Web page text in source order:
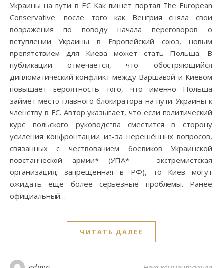
Украины на пути в ЕС Как пишет портал The European
Conservative, после того как Венгрия сняла свои
возражения по поводу начала переговоров о
вступлении Украины в Европейский союз, новым
препятствием для Киева может стать Польша. В
публикации отмечается, что обостряющийся
дипломатический конфликт между Варшавой и Киевом
повышает вероятность того, что именно Польша
займёт место главного блокиратора на пути Украины к
членству в ЕС. Автор указывает, что если политический
курс польского руководства сместится в сторону
усиления конфронтации из-за нерешённых вопросов,
связанных с чествованием боевиков Украинской
повстанческой армии* (УПА* — экстремистская
организация, запрещенная в РФ), то Киев могут
ожидать ещё более серьёзные проблемы. Ранее
официальный…
ЧИТАТЬ ДАЛЕЕ